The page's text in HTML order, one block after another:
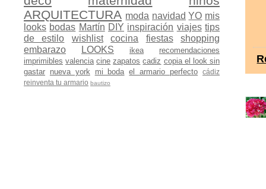
ARQUITECTURA moda navidad YO mis
looks bodas Martín DIY inspiración viajes tips
de estilo
wishlist cocina fiestas
shopping
embarazo
LOOKS ikea
recomendaciones
imprimibles valencia cine zapatos cadiz copia el look sin
gastar nueva york mi boda el armario perfecto
cádiz
reinventa tu armario bautizo